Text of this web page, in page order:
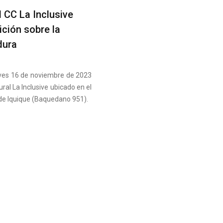
La Inclusive
sobre la
16 de noviembre de 2023
La Inclusive ubicado en el
Iquique (Baquedano 951).